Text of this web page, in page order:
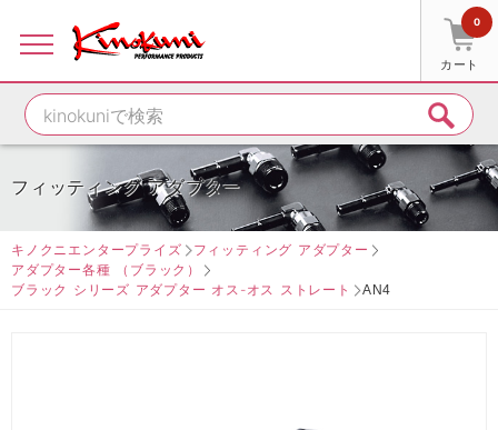
カート
0
フィッティング アダプター
キノクニエンタープライズ
フィッティング アダプター
アダプター各種 （ブラック）
ブラック シリーズ アダプター オス-オス ストレート
AN4